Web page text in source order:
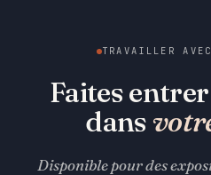
TRAVAILLER
Faites
dans
Disponible pour des